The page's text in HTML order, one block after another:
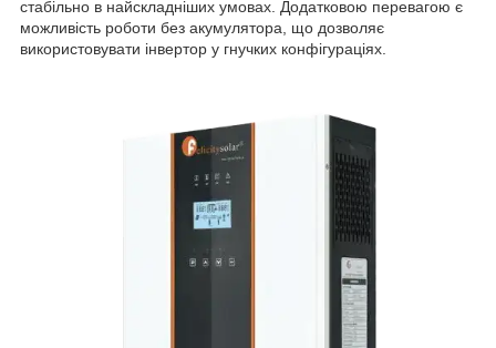
стабільно в найскладніших умовах. Додатковою перевагою є
можливість роботи без акумулятора, що дозволяє
використовувати інвертор у гнучких конфігураціях.